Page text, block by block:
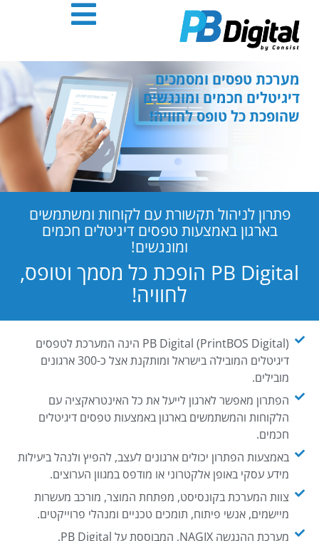
אנטר
מערכת טפסים ומסמכים
דיגיטלים חכמים ומונגשים
שהופכת כל טופס לחוויה!
פתרון לניהול תקשורת עם לקוחות ומשתמשים
בארגון באמצעות טפסים דיגיטלים חכמים
ומונגשים!
PB Digital הופכת כל מסמך וטופס,
לחוויה!
PB Digital (PrintBOS Digital) הינה המערכת לטפסים
דיגיטלים המובילה בישראל ומותקנת אצל כ-300 ארגונים
מובילים.
הפתרון מאפשר לארגון לייעל את כל האינטראקציה עם
הלקוחות והמשתמשים בארגון באמצעות טפסים דיגיטלים
חכמים.
באמצעות הפתרון יכולים ארגונים לעצב, להפיץ ולנהל ביעילות
מידע עסקי באופן אלקטרוני או מודפס במגוון הערוצים.
צוות המערכת בקונסיסט, מפתחת המוצר, מורכב מעשרות
מיישמים, אנשי פיתוח, תומכים טכניים ומנהלי פרוייקטים.
מערכת ההנגשה NAGIX, המבוססת על PB Digital,